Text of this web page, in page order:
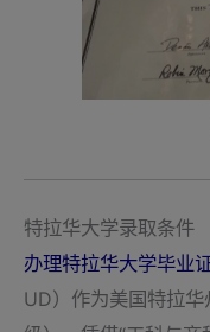
特拉华大学录取条件
办理特拉华大学毕业
UD）作为美国特拉华